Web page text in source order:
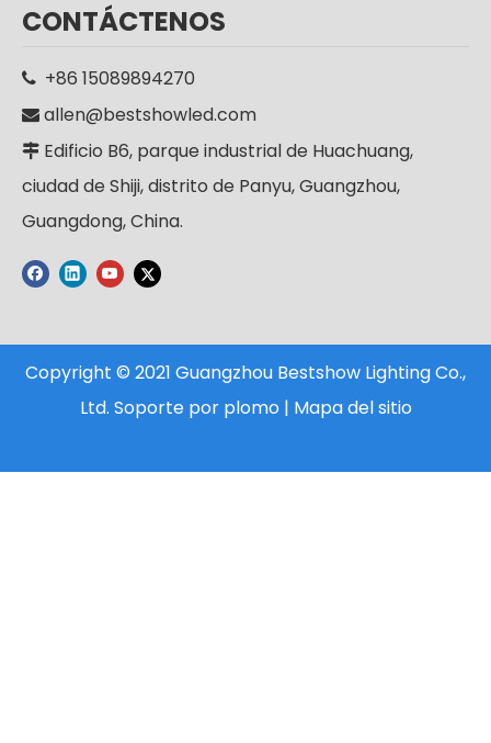
CONTÁCTENOS
 +86 15089894270
 allen@bestshowled.com
 Edificio B6, parque industrial de Huachuang,
ciudad de Shiji, distrito de Panyu, Guangzhou,
Guangdong, China.
Copyright © 2021 Guangzhou Bestshow Lighting Co.,
Ltd. Soporte por plomo | Mapa del sitio